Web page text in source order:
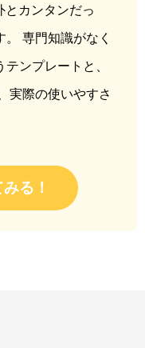
とカンタンだっ
専門知識がなく
ンプレートと、
実際の使いやすさ
る！